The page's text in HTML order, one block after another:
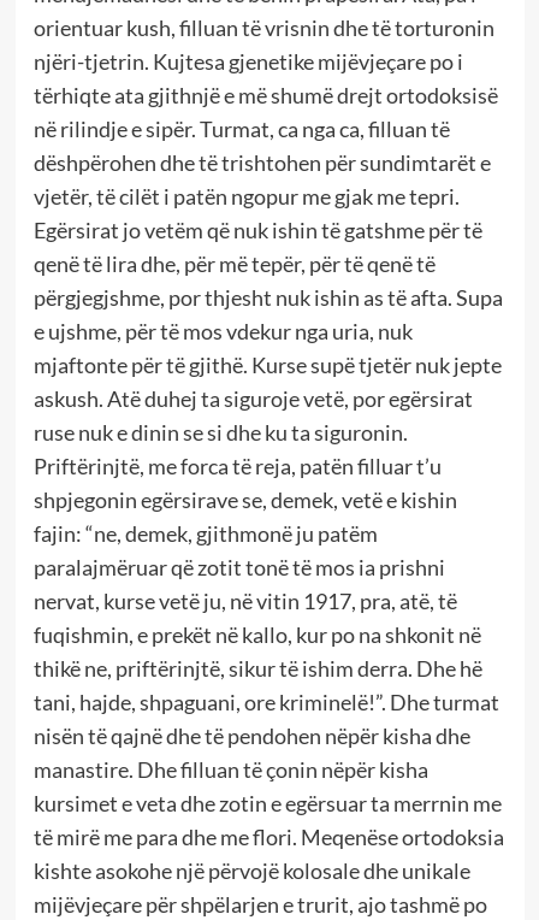
orientuar kush, filluan të vrisnin dhe të torturonin
njëri-tjetrin. Kujtesa gjenetike mijëvjeçare po i
tërhiqte ata gjithnjë e më shumë drejt ortodoksisë
në rilindje e sipër. Turmat, ca nga ca, filluan të
dëshpërohen dhe të trishtohen për sundimtarët e
vjetër, të cilët i patën ngopur me gjak me tepri.
Egërsirat jo vetëm që nuk ishin të gatshme për të
qenë të lira dhe, për më tepër, për të qenë të
përgjegjshme, por thjesht nuk ishin as të afta. Supa
e ujshme, për të mos vdekur nga uria, nuk
mjaftonte për të gjithë. Kurse supë tjetër nuk jepte
askush. Atë duhej ta siguroje vetë, por egërsirat
ruse nuk e dinin se si dhe ku ta siguronin.
Priftërinjtë, me forca të reja, patën filluar t’u
shpjegonin egërsirave se, demek, vetë e kishin
fajin: “ne, demek, gjithmonë ju patëm
paralajmëruar që zotit tonë të mos ia prishni
nervat, kurse vetë ju, në vitin 1917, pra, atë, të
fuqishmin, e prekët në kallo, kur po na shkonit në
thikë ne, priftërinjtë, sikur të ishim derra. Dhe hë
tani, hajde, shpaguani, ore kriminelë!”. Dhe turmat
nisën të qajnë dhe të pendohen nëpër kisha dhe
manastire. Dhe filluan të çonin nëpër kisha
kursimet e veta dhe zotin e egërsuar ta merrnin me
të mirë me para dhe me flori. Meqenëse ortodoksia
kishte asokohe një përvojë kolosale dhe unikale
mijëvjeçare për shpëlarjen e trurit, ajo tashmë po